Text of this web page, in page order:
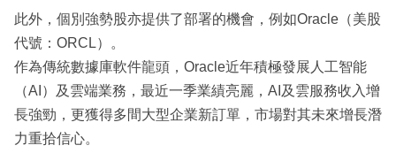
此外，個別強勢股亦提供了部署的機會，例如Oracle（美股
代號：ORCL）。
作為傳統數據庫軟件龍頭，Oracle近年積極發展人工智能
（AI）及雲端業務，最近一季業績亮麗，AI及雲服務收入增
長強勁，更獲得多間大型企業新訂單，市場對其未來增長潛
力重拾信心。